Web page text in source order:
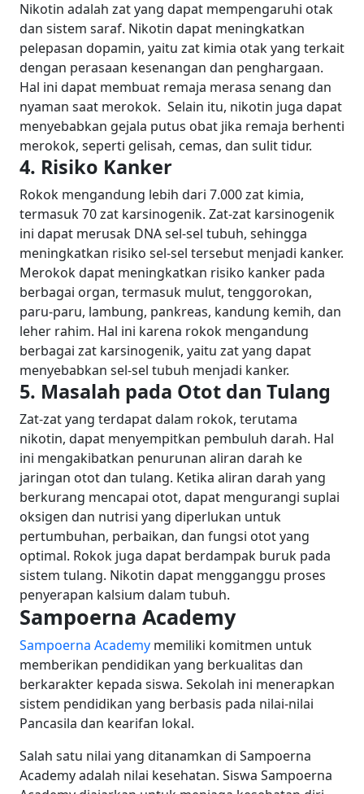
Nikotin adalah zat yang dapat mempengaruhi otak
dan sistem saraf. Nikotin dapat meningkatkan
pelepasan dopamin, yaitu zat kimia otak yang terkait
dengan perasaan kesenangan dan penghargaan.
Hal ini dapat membuat remaja merasa senang dan
nyaman saat merokok. Selain itu, nikotin juga dapat
menyebabkan gejala putus obat jika remaja berhenti
merokok, seperti gelisah, cemas, dan sulit tidur.
4. Risiko Kanker
Rokok mengandung lebih dari 7.000 zat kimia,
termasuk 70 zat karsinogenik. Zat-zat karsinogenik
ini dapat merusak DNA sel-sel tubuh, sehingga
meningkatkan risiko sel-sel tersebut menjadi kanker.
Merokok dapat meningkatkan risiko kanker pada
berbagai organ, termasuk mulut, tenggorokan,
paru-paru, lambung, pankreas, kandung kemih, dan
leher rahim. Hal ini karena rokok mengandung
berbagai zat karsinogenik, yaitu zat yang dapat
menyebabkan sel-sel tubuh menjadi kanker.
5. Masalah pada Otot dan Tulang
Zat-zat yang terdapat dalam rokok, terutama
nikotin, dapat menyempitkan pembuluh darah. Hal
ini mengakibatkan penurunan aliran darah ke
jaringan otot dan tulang. Ketika aliran darah yang
berkurang mencapai otot, dapat mengurangi suplai
oksigen dan nutrisi yang diperlukan untuk
pertumbuhan, perbaikan, dan fungsi otot yang
optimal. Rokok juga dapat berdampak buruk pada
sistem tulang. Nikotin dapat mengganggu proses
penyerapan kalsium dalam tubuh.
Sampoerna Academy
Sampoerna Academy memiliki komitmen untuk
memberikan pendidikan yang berkualitas dan
berkarakter kepada siswa. Sekolah ini menerapkan
sistem pendidikan yang berbasis pada nilai-nilai
Pancasila dan kearifan lokal.
Salah satu nilai yang ditanamkan di Sampoerna
Academy adalah nilai kesehatan. Siswa Sampoerna